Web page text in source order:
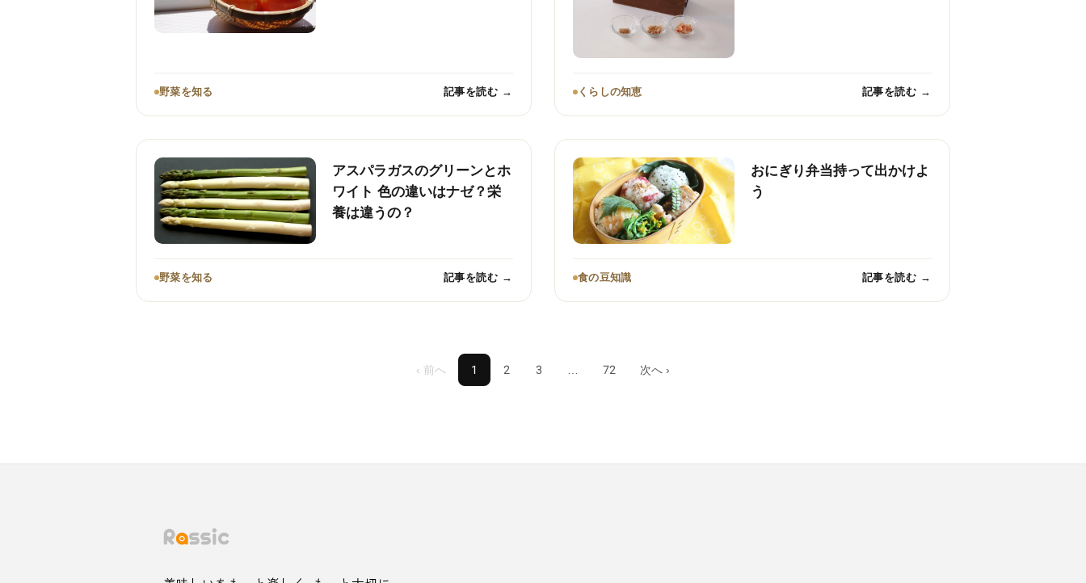
野菜を知る 記事を読む → くらしの知恵 記事を読む →
アスパラガスのグリーンとホ
ワイト 色の違いはナゼ？栄
養は違うの？
野菜を知る 記事を読む →
おにぎり弁当持って出かけよ
う
食の豆知識 記事を読む →
‹ 前へ 1 2 3 72 次へ ›